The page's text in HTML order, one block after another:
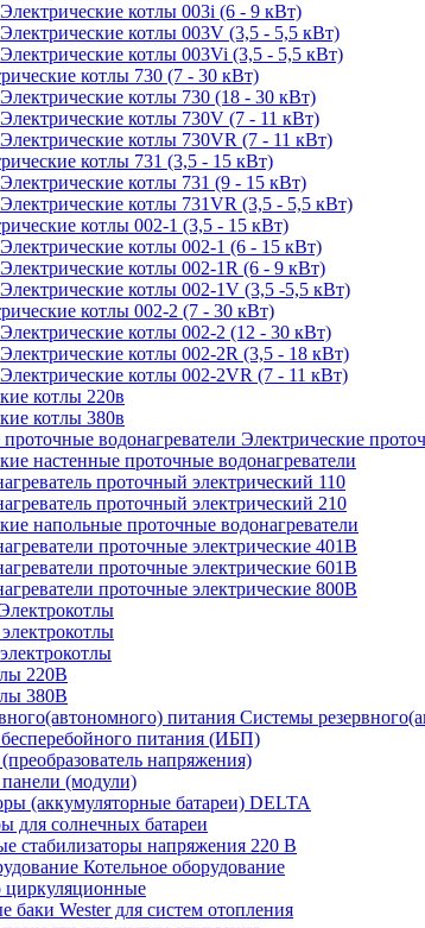
Электрические котлы 003i (6 - 9 кВт)
Электрические котлы 003V (3,5 - 5,5 кВт)
Электрические котлы 003Vi (3,5 - 5,5 кВт)
котлы 730 (7 - 30 кВт)
Электрические котлы 730 (18 - 30 кВт)
Электрические котлы 730V (7 - 11 кВт)
Электрические котлы 730VR (7 - 11 кВт)
котлы 731 (3,5 - 15 кВт)
Электрические котлы 731 (9 - 15 кВт)
Электрические котлы 731VR (3,5 - 5,5 кВт)
котлы 002-1 (3,5 - 15 кВт)
Электрические котлы 002-1 (6 - 15 кВт)
Электрические котлы 002-1R (6 - 9 кВт)
Электрические котлы 002-1V (3,5 -5,5 кВт)
котлы 002-2 (7 - 30 кВт)
Электрические котлы 002-2 (12 - 30 кВт)
Электрические котлы 002-2R (3,5 - 18 кВт)
Электрические котлы 002-2VR (7 - 11 кВт)
котлы 220в
котлы 380в
Электрические
настенные проточные водонагреватели
проточный электрический 110
проточный электрический 210
напольные проточные водонагреватели
проточные электрические 401В
проточные электрические 601В
проточные электрические 800В
220В
380В
Системы
питания (ИБП)
напряжения)
(модули)
(аккумуляторные батареи) DELTA
для солнечных батареи
стабилизаторы напряжения 220 В
Котельное оборудование
циркуляционные
баки Wester для систем отопления